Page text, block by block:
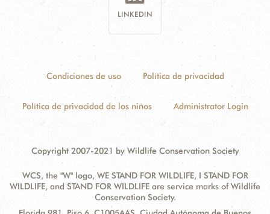
LINKEDIN
Condiciones de uso Política de privacidad
Política de privacidad de los niños Administrator Login
Copyright 2007-2021 by Wildlife Conservation Society
WCS, the "W" logo, WE STAND FOR WILDLIFE, I STAND FOR
WILDLIFE, and STAND FOR WILDLIFE are service marks of Wildlife
Conservation Society.